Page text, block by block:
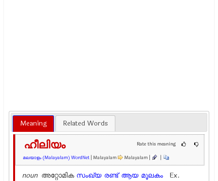
Meaning Related Words
Rate this meaning
ഹീലിയം
മലയാളം (Malayalam) WordNet | Malayalam Malayalam | |
noun അറ്റോമിക സംഖ്യ രണ്ട് ആയ മൂലകം Ex.